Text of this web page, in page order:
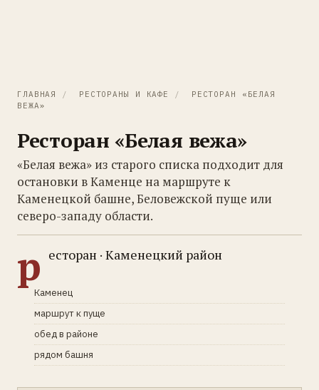
ГЛАВНАЯ / РЕСТОРАНЫ И КАФЕ /
РЕСТОРАН «БЕЛАЯ
ВЕЖА»
Ресторан «Белая вежа»
«Белая вежа» из старого списка подходит для
остановки в Каменце на маршруте к
Каменецкой башне, Беловежской пуще или
северо-западу области.
р есторан · Каменецкий район
Каменец
маршрут к пуще
обед в районе
рядом башня